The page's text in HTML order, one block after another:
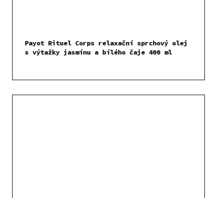
Payot Rituel Corps relaxační sprchový olej
s výtažky jasmínu a bílého čaje 400 ml